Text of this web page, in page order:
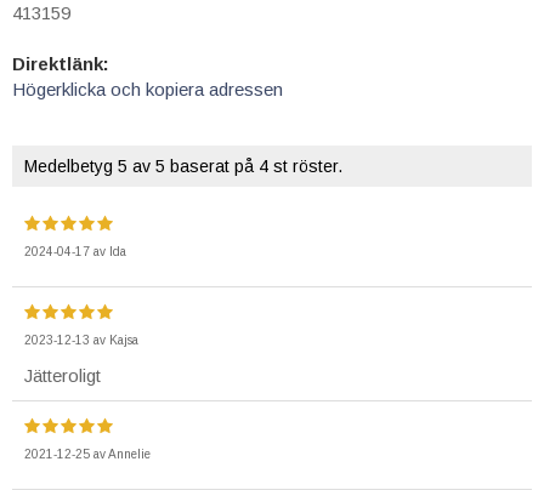
413159
Direktlänk:
Högerklicka och kopiera adressen
Medelbetyg 5 av 5 baserat på 4 st röster.
2024-04-17 av Ida
2023-12-13 av Kajsa
Jätteroligt
2021-12-25 avAnnelie